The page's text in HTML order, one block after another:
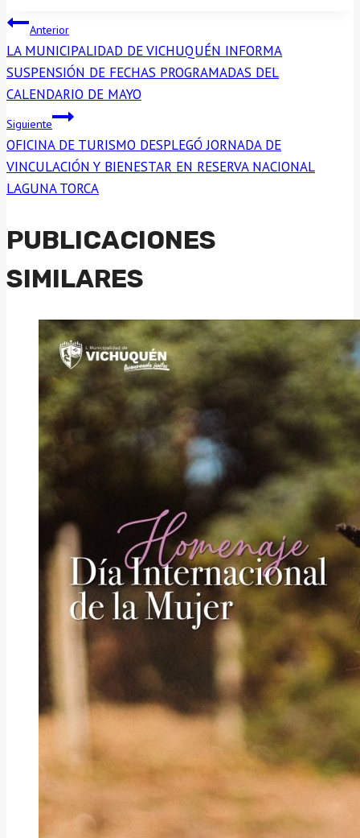
NAVEGACIÓN
DE
ENTRADAS
Anterior
LA MUNICIPALIDAD DE VICHUQUÉN INFORMA
SUSPENSIÓN DE FECHAS PROGRAMADAS DEL
CALENDARIO DE MAYO
Siguiente
OFICINA DE TURISMO DESPLEGÓ JORNADA DE
VINCULACIÓN Y BIENESTAR EN RESERVA NACIONAL
LAGUNA TORCA
PUBLICACIONES
SIMILARES